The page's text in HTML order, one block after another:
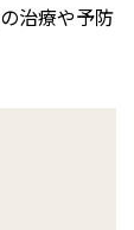
治療や予防